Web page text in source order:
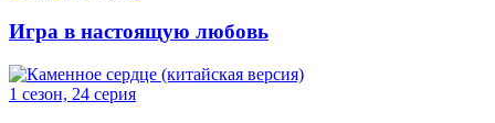
Игра в настоящую любовь
1 сезон, 24 серия